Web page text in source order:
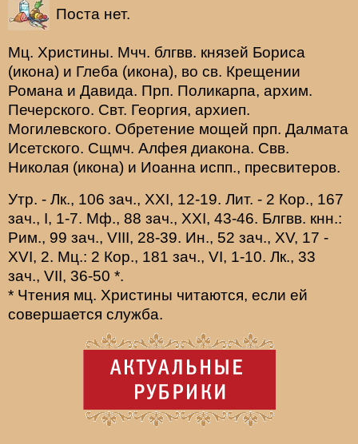
Поста нет.
Мц. Христины. Мчч. блгвв. князей Бориса
(икона) и Глеба (икона), во св. Крещении
Романа и Давида. Прп. Поликарпа, архим.
Печерского. Свт. Георгия, архиеп.
Могилевского. Обретение мощей прп. Далмата
Исетского. Сщмч. Алфея диакона. Свв.
Николая (икона) и Иоанна испп., пресвитеров.
Утр. - Лк., 106 зач., XXI, 12-19. Лит. - 2 Кор., 167
зач., I, 1-7. Мф., 88 зач., XXI, 43-46. Блгвв. кнн.:
Рим., 99 зач., VIII, 28-39. Ин., 52 зач., XV, 17 -
XVI, 2. Мц.: 2 Кор., 181 зач., VI, 1-10. Лк., 33
зач., VII, 36-50 *.
* Чтения мц. Христины читаются, если ей
совершается служба.